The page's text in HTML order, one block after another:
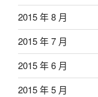
2015 年 8 月
2015 年 7 月
2015 年 6 月
2015 年 5 月